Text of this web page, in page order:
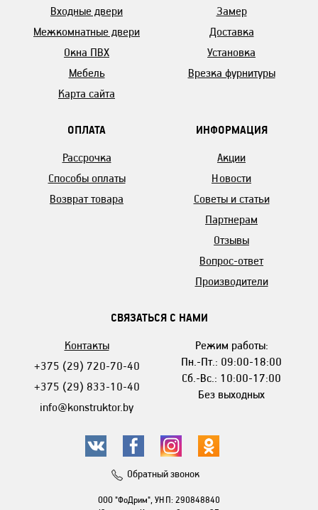
Входные двери
Межкомнатные двери
Окна ПВХ
Мебель
Карта сайта
Замер
Доставка
Установка
Врезка фурнитуры
ОПЛАТА
Рассрочка
Способы оплаты
Возврат товара
ИНФОРМАЦИЯ
Акции
Новости
Советы и статьи
Партнерам
Отзывы
Вопрос-ответ
Производители
СВЯЗАТЬСЯ С НАМИ
Контакты
+375 (29) 720-70-40
+375 (29) 833-10-40
info@konstruktor.by
Режим работы:
Пн.-Пт.: 09:00-18:00
Сб.-Вс.: 10:00-17:00
Без выходных
Обратный звонок
ООО "ФоДрим", УНП: 290848840